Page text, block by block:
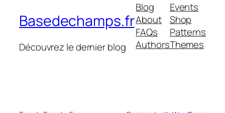
Basedechamps.fr
Découvrez le dernier blog
Blog
About
FAQs
Authors
Events
Shop
Patterns
Themes